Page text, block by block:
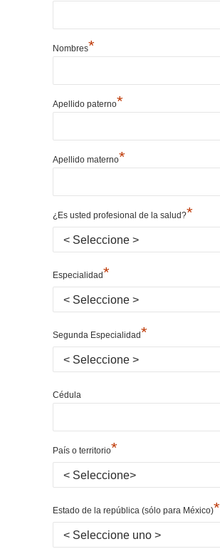
Nombres*
Apellido paterno*
Apellido materno*
¿Es usted profesional de la salud?*
Especialidad*
Segunda Especialidad*
Cédula
País o territorio*
Estado de la república (sólo para México)*